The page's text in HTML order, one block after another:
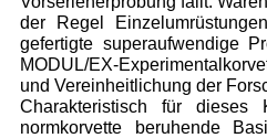
der Regel
gefertigte superaufwendige
MODUL/EX-
und Vereinheitlichung der
Charakteristisch für
normkorvette beruhende